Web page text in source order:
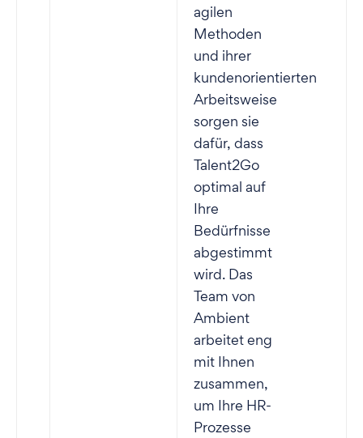
agilen
Methoden
und ihrer
kundenorientierten
Arbeitsweise
sorgen sie
dafür, dass
Talent2Go
optimal auf
Ihre
Bedürfnisse
abgestimmt
wird. Das
Team von
Ambient
arbeitet eng
mit Ihnen
zusammen,
um Ihre HR-
Prozesse